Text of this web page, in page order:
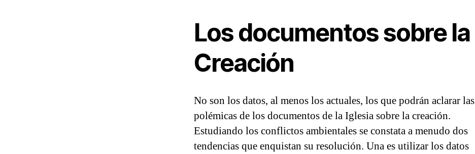
Los documentos sobre la
Creación
No son los datos, al menos los actuales, los que podrán aclarar las
polémicas de los documentos de la Iglesia sobre la creación.
Estudiando los conflictos ambientales se constata a menudo dos
tendencias que enquistan su resolución. Una es utilizar los datos